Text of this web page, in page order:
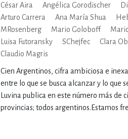
César Aira
Angélica Gorodischer
Arturo Carrera
Ana María Shua
MRosenberg
Mario Goloboff
Luisa Futoransky
SChejfec Clara
Claudio Magris
Cien Argentinos, cifra ambiciosa e
entre lo que se busca alcanzar y lo que
Luvina publica en este número más de
provincias; todos argentinos.Estamos